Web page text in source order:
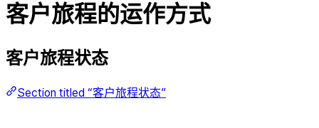
客户旅程的运作方式
客户旅程状态
Section titled “客户旅程状态”